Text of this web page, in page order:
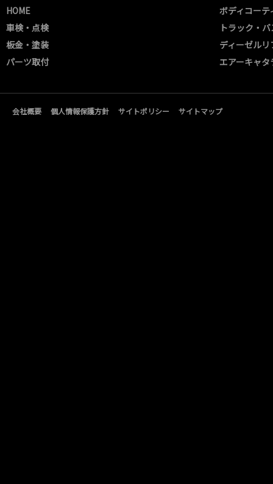
HOME
車検・点検
板金・塗装
パーツ取付
ボディコーテ
トラック・バ
ディーゼル
エアーキャタ
会社概要 個人情報保護方針 サイトポリシー サイトマップ